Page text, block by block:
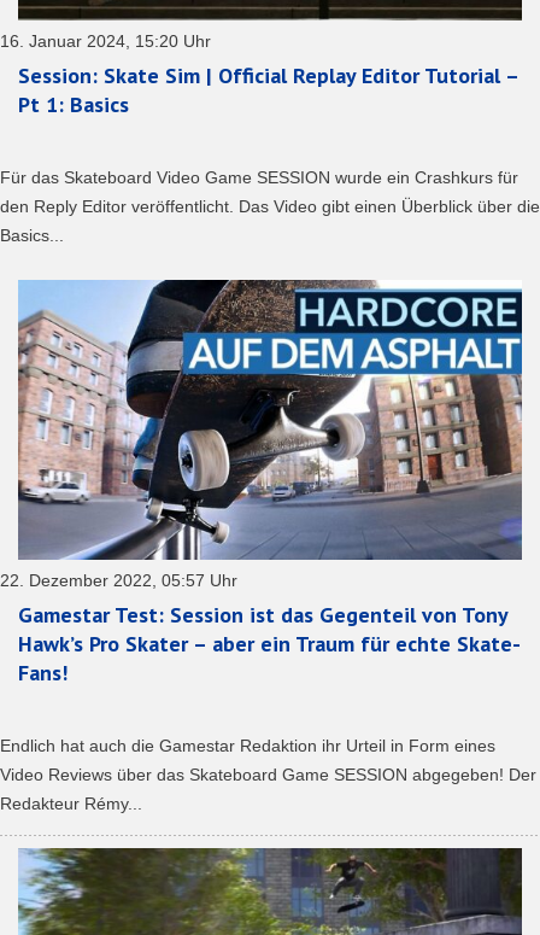
16. Januar 2024, 15:20 Uhr
Session: Skate Sim | Official Replay Editor Tutorial –
Pt 1: Basics
Für das Skateboard Video Game SESSION wurde ein Crashkurs für
den Reply Editor veröffentlicht. Das Video gibt einen Überblick über die
Basics...
22. Dezember 2022, 05:57 Uhr
Gamestar Test: Session ist das Gegenteil von Tony
Hawk’s Pro Skater – aber ein Traum für echte Skate-
Fans!
Endlich hat auch die Gamestar Redaktion ihr Urteil in Form eines
Video Reviews über das Skateboard Game SESSION abgegeben! Der
Redakteur Rémy...